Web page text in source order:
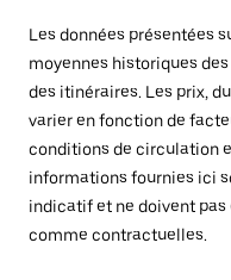
Les données présentées
moyennes historiques
des itinéraires. Les prix,
varier en fonction de
conditions de circulation
informations fournies ici
indicatif et ne doivent pas
comme contractuelles.